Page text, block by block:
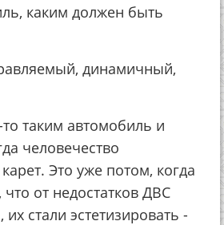
каким должен быть
динамичный,
таким автомобиль и
человечество
Это уже потом, когда
от недостатков ДВС
их стали эстетизировать -